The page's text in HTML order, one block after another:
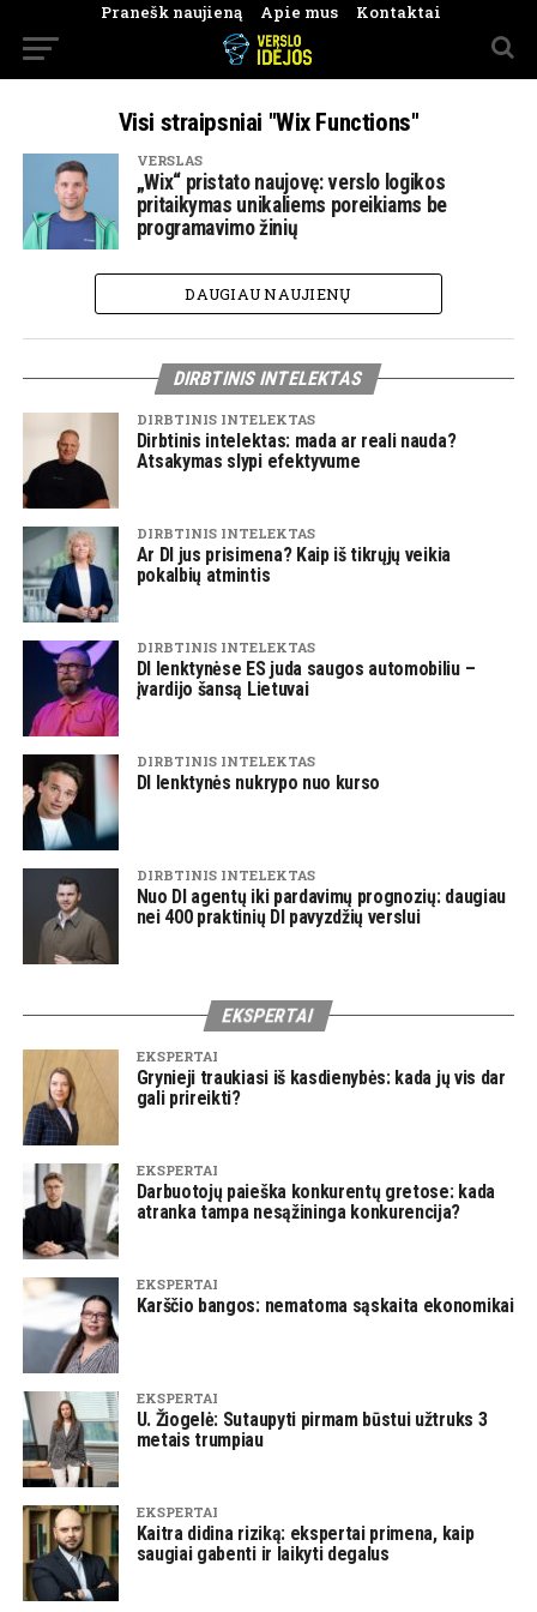
Pranešk naujieną Apie mus Kontaktai
Visi straipsniai "Wix Functions"
VERSLAS
„Wix“ pristato naujovę: verslo logikos
pritaikymas unikaliems poreikiams be
programavimo žinių
DAUGIAU NAUJIENŲ
DIRBTINIS INTELEKTAS
DIRBTINIS INTELEKTAS
Dirbtinis intelektas: mada ar reali nauda?
Atsakymas slypi efektyvume
DIRBTINIS INTELEKTAS
Ar DI jus prisimena? Kaip iš tikrųjų veikia
pokalbių atmintis
DIRBTINIS INTELEKTAS
DI lenktynėse ES juda saugos automobiliu –
įvardijo šansą Lietuvai
DIRBTINIS INTELEKTAS
DI lenktynės nukrypo nuo kurso
DIRBTINIS INTELEKTAS
Nuo DI agentų iki pardavimų prognozių: daugiau
nei 400 praktinių DI pavyzdžių verslui
EKSPERTAI
EKSPERTAI
Grynieji traukiasi iš kasdienybės: kada jų vis dar
gali prireikti?
EKSPERTAI
Darbuotojų paieška konkurentų gretose: kada
atranka tampa nesąžininga konkurencija?
EKSPERTAI
Karščio bangos: nematoma sąskaita ekonomikai
EKSPERTAI
U. Žiogelė: Sutaupyti pirmam būstui užtruks 3
metais trumpiau
EKSPERTAI
Kaitra didina riziką: ekspertai primena, kaip
saugiai gabenti ir laikyti degalus